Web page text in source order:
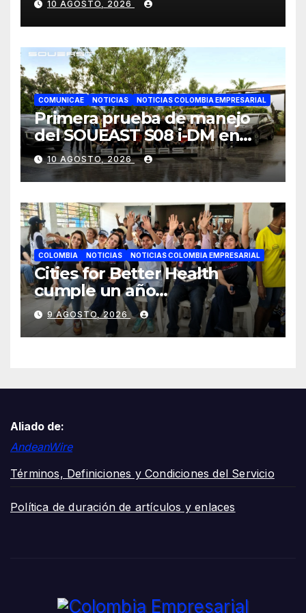
Colombia
10 AGOSTO, 2026
COMUNICAE NOTICIAS NOTICIAS COLOMBIA EMPRESARIAL
Primera prueba de manejo
del SOUEAST S08 i-DM en
México recibe grandes
elogios por su confort
superior
10 AGOSTO, 2026
COLOMBIA NOTICIAS NOTICIAS COLOMBIA EMPRESARIAL
Cities for Better Health
cumple un año
transformando la salud en
Cali y lo celebra con una
jornada de voluntariado y
9 AGOSTO, 2026
Aliado de:
AndeanWire
Términos, Definiciones y Condiciones del Servicio
Política de duración de artículos y enlaces